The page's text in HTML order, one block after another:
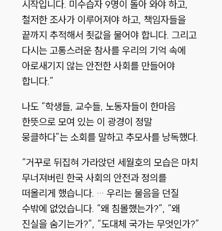
시작입니다. 미수습자 9명이 돌아 와야 하고,
철저한 조사가 이루어져야 하고, 책임자들을
끝까지 추적해서 죗값을 물어야 합니다. 그리고
다시는 고통스러운 참사를 우리의 기억 속에
아로새기지 않는 안전한 사회를 만들어야
합니다.”
나도 “학생들, 교수들, 노동자들이 한마음
한뜻으로 모여 있는 이 광경이 정말
뭉클하다”는 소회를 말하고 추모사를 낭독했다.
“거꾸로 뒤집혀 가라앉던 세월호의 모습은 마치
무너져버린 한국 사회의 안전과 정의를
떠올리게 했습니다. … 우리는 물음을 던질
수밖에 없었습니다. “왜 침몰했는가?”, “왜
진실을 숨기는가?”, “도대체 국가는 무엇인가?”